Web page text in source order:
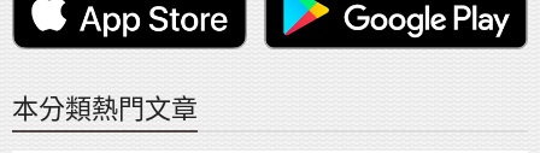
本分類熱門文章